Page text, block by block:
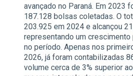
avançado no Paraná. Em 2023
187.128 bolsas coletadas. O
203.925 em 2024 e alcançou
representando um crescimento
no período. Apenas nos
2026, já foram contabilizadas
volume cerca de 3% superior